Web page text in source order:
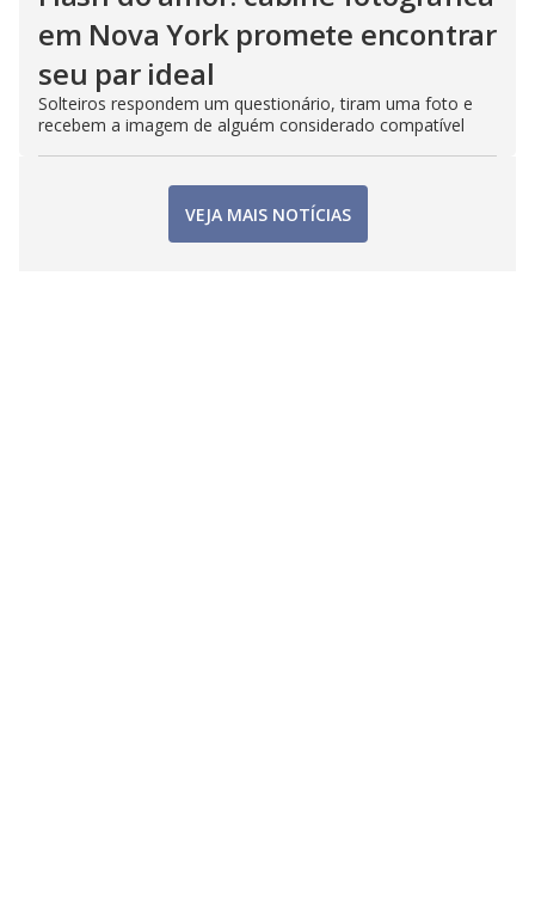
em Nova York promete encontrar
seu par ideal
Solteiros respondem um questionário, tiram uma foto e
recebem a imagem de alguém considerado compatível
VEJA MAIS NOTÍCIAS